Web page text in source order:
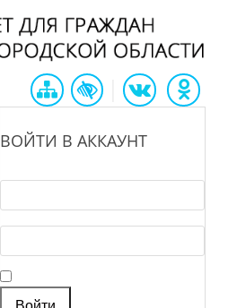
ВОЙТИ В АККАУНТ